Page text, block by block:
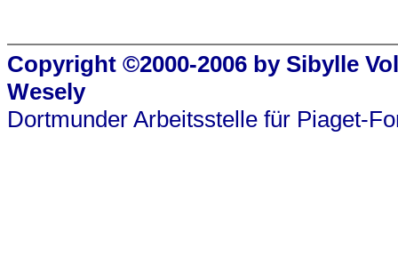
Copyright ©2000-2006 by Sibylle
Wesely
Dortmunder Arbeitsstelle für Piaget-